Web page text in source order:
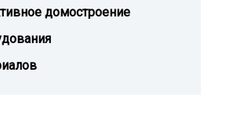
домостроение